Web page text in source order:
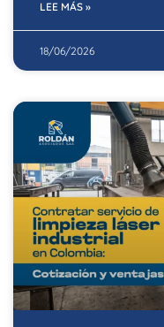
LEE MÁS »
18/06/2026